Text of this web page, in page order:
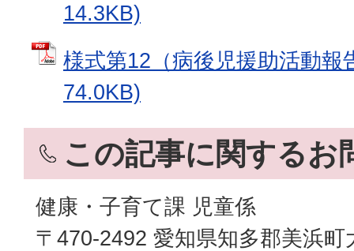
14.3KB)
様式第12（病後児援助活動
74.0KB)
この記事に関するお
健康・子育て課 児童係
〒470-2492 愛知県知多郡美浜